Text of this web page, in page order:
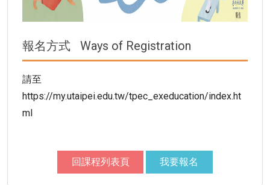
報名方式 Ways of Registration
請至
https://my.utaipei.edu.tw/tpec_exeducation/index.ht
ml
回課程列表頁 我要報名